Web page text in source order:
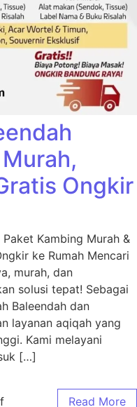
Ongkir
Kambing Murah &
ke Rumah Mencari
murah, dan
solusi tepat! Sebagai
Baleendah dan
layanan aqiqah yang
Kami melayani
[…]
Read More